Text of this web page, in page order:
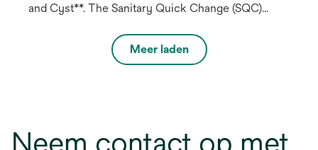
and Cyst**. The Sanitary Quick Change (SQC)
cartridge change-outs without the need for a filter
Meer laden
Neem contact op met